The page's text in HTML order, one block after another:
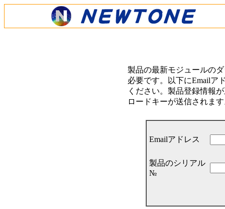
製品の最新モジュールの
必要です。以下にEmailア
ください。製品登録情報
ロードキーが送信されま
Emailアドレス
製品のシリアル
№